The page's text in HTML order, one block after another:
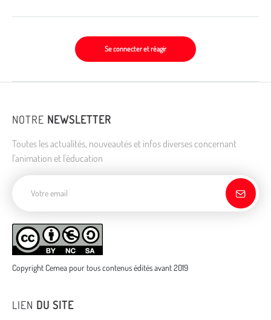
Se connecter et réagir
NOTRE NEWSLETTER
Toutes les actualités, nouveautés et infos diverses concernant
l'animation et l'éducation
Copyright Cemea pour tous contenus édités avant 2019
LIEN DU SITE